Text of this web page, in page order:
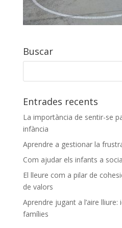
Buscar
Entrades recents
La importància de sentir-se
infància
Aprendre a gestionar la
Com ajudar els infants a
El lleure com a pilar de
de valors
Aprendre jugant a l’aire
famílies